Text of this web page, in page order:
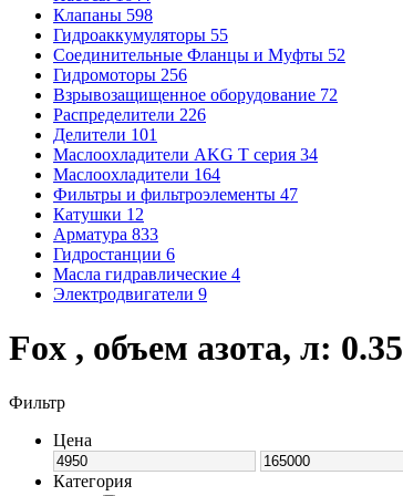
Клапаны 598
Гидроаккумуляторы 55
Соединительные Фланцы и Муфты 52
Гидромоторы 256
Взрывозащищенное оборудование 72
Распределители 226
Делители 101
Маслоохладители AKG T серия 34
Маслоохладители 164
Фильтры и фильтроэлементы 47
Катушки 12
Арматура 833
Гидростанции 6
Масла гидравлические 4
Электродвигатели 9
Fox , объем азота, л: 0.35
Фильтр
Цена
Категория